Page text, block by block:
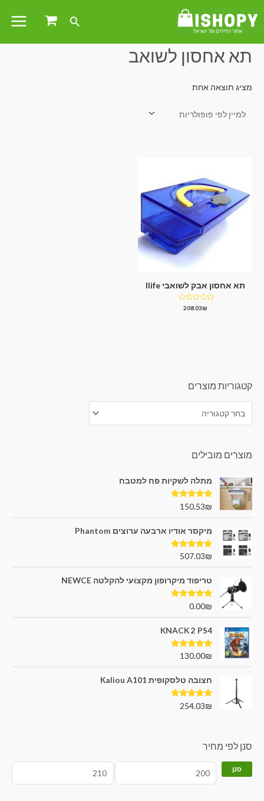
קטגוריות מוצרים
מוצרים מובילים
מתלה לשקיות פח למטבח
דורג 5.00
150.53₪
מיקסר אודיו ארבעה ערוצים Phantom
דורג5.00
507.03₪
טריפוד מיקרופון מקצועי להקלטה NEWCE
דורג5.00
0.00₪
KNACK 2 PS4
דורג5.00
130.00₪
חצובה טלסקופית Kaliou A101
דורג5.00
254.03₪
סנן לפי מחיר
סנן
עמוד הבית/ מוצרים המתויגים “תא אחסון לשואב”
תא אחסון לשואב
מציג תוצאה אחת
תא אחסון אבק לשואבי Ilife
דורג208.03₪